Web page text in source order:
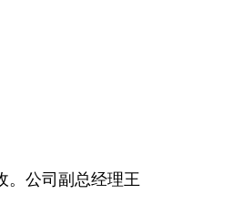
。公司副总经理王